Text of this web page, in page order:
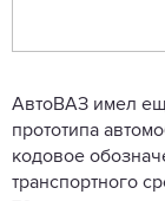
АвтоВАЗ имел
прототипа
кодовое
транспортного